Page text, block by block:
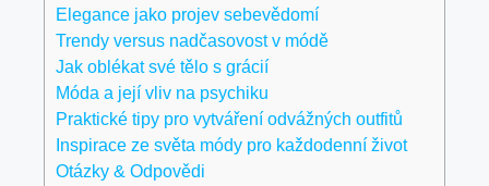
Elegance jako ⁣projev sebevědomí
Trendy versus nadčasovost v módě
Jak oblékat své tělo s grácií
Móda a její vliv na psychiku
Praktické tipy pro vytváření odvážných outfitů
Inspirace ze světa módy pro každodenní život
Otázky & Odpovědi